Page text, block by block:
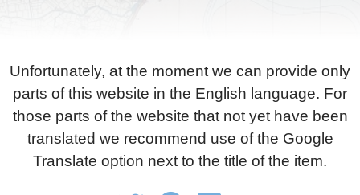
Unfortunately, at the moment we can provide only
parts of this website in the English language. For
those parts of the website that not yet have been
translated we recommend use of the Google
Translate option next to the title of the item.